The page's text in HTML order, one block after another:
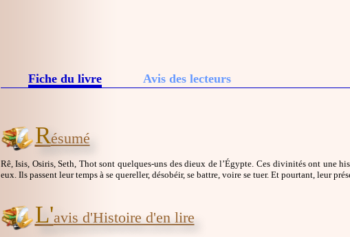
Fiche du livre Avis des lecteurs
Résumé
Rê, Isis, Osiris, Seth, Thot sont quelques-uns des dieux de l’Égypte. Ces divinités ont une
eux. Ils passent leur temps à se quereller, désobéir, se battre, voire se tuer. Et pourtant, leur
L'avis d'Histoire d'en lire